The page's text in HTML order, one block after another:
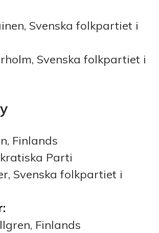
Svenska folkpartiet i
Svenska folkpartiet i
Finlands
Parti
Svenska folkpartiet i
Finlands